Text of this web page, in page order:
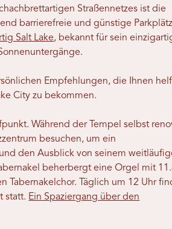
Straßennetzes ist die
barrierefreie und günstige
Salt Lake, bekannt für sein
Empfehlungen, die Ihnen
City zu bekommen.
Während der Tempel selbst
besuchen, um ein
den Ausblick von seinem
beherbergt eine Orgel mit
Tabernakelchor. Täglich um 12 Uhr
statt. Ein Spaziergang über den